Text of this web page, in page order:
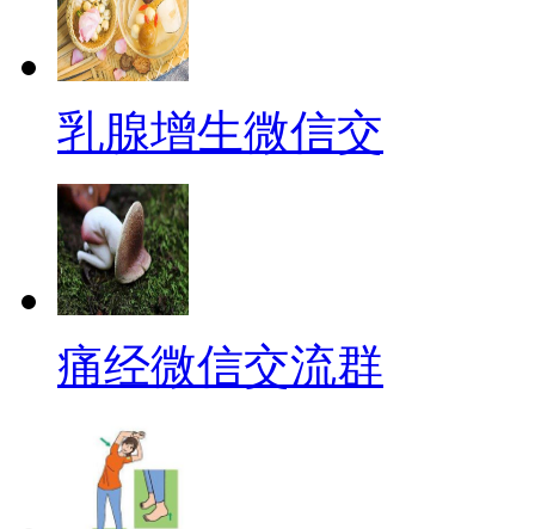
乳腺增生微信交
痛经微信交流群